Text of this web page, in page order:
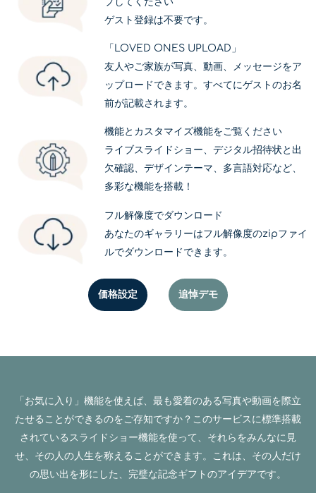
ゲスト登録は不要です。
「LOVED ONES UPLOAD」
友人やご家族が写真、動画、メッセージをア
ップロードできます。すべてにゲストのお名
前が記載されます。
機能とカスタマイズ機能をご覧ください
ライブスライドショー、デジタル招待状と出
欠確認、デザインテーマ、多言語対応など、
多彩な機能を搭載！
フル解像度でダウンロード
あなたのギャラリーはフル解像度のzipファイ
ルでダウンロードできます。
価格設定 追悼デモ
「お気に入り」機能を使えば、最も愛着のある写真や動画を際立
たせることができるのをご存知ですか？このサービスに標準搭載
されているスライドショー機能を使って、それらをみんなに見
せ、その人の人生を称えることができます。これは、その人だけ
の思い出を形にした、完璧な記念ギフトのアイデアです。